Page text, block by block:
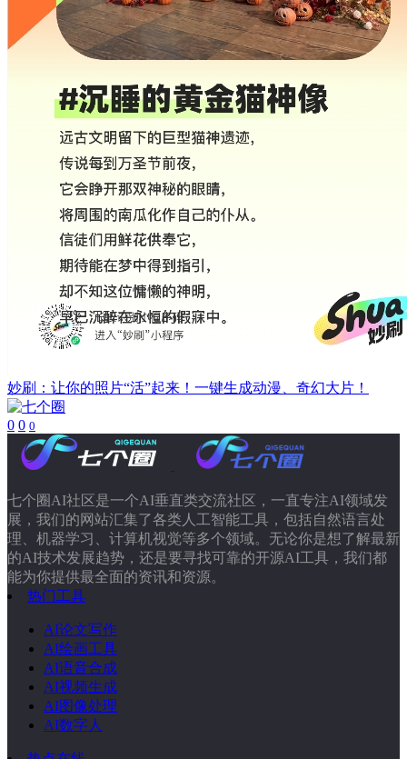
妙刷：让你的照片“活”起来！一键生成动漫、奇幻大片！
0 0 0
七个圈AI社区是一个AI垂直类交流社区，一直专注AI领域发
展，我们的网站汇集了各类人工智能工具，包括自然语言处
理、机器学习、计算机视觉等多个领域。无论你是想了解最新
的AI技术发展趋势，还是要寻找可靠的开源AI工具，我们都
能为你提供最全面的资讯和资源。
热门工具
AI论文写作
AI绘画工具
AI语音合成
AI视频生成
AI图像处理
AI数字人